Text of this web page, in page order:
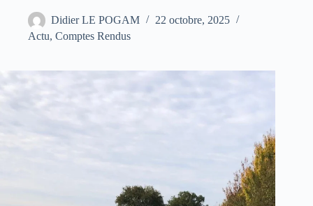
Didier LE POGAM
22 octobre, 2025
Actu, Comptes Rendus